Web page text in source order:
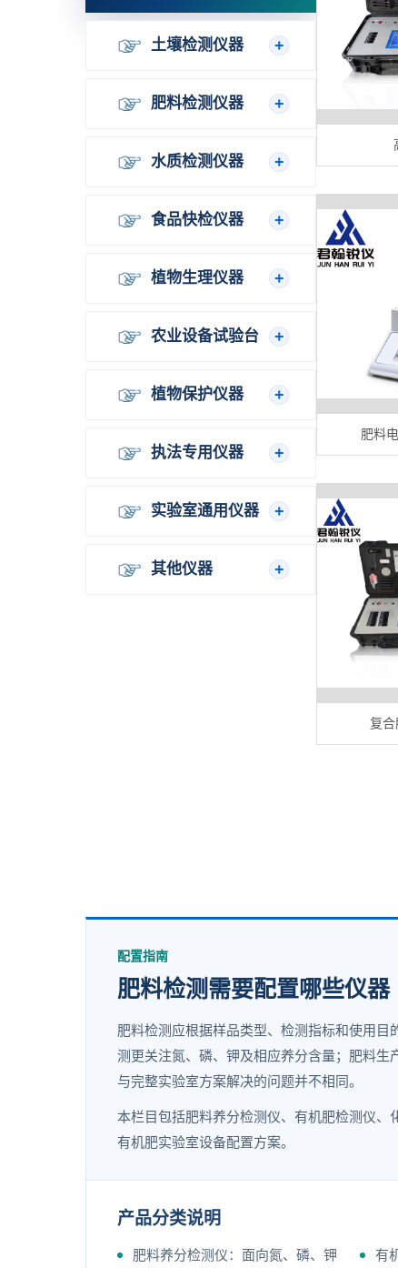
土壤检测仪器
肥料检测仪器
水质检测仪器
食品快检仪器
植物生理仪器
农业设备试验台
植物保护仪器
执法专用仪器
实验室通用仪器
其他仪器
肥料
复
配置指南
肥料检测需要配置哪些仪器
肥料检测应根据样品类型、检测指标和使用
测更关注氮、磷、钾及相应养分含量；肥料
与完整实验室方案解决的问题并不相同。
本栏目包括肥料养分检测仪、有机肥检测仪
有机肥实验室设备配置方案。
产品分类说明
肥料养分检测仪：面向氮、磷、钾 有